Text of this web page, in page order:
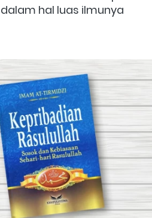
hal luas ilmunya